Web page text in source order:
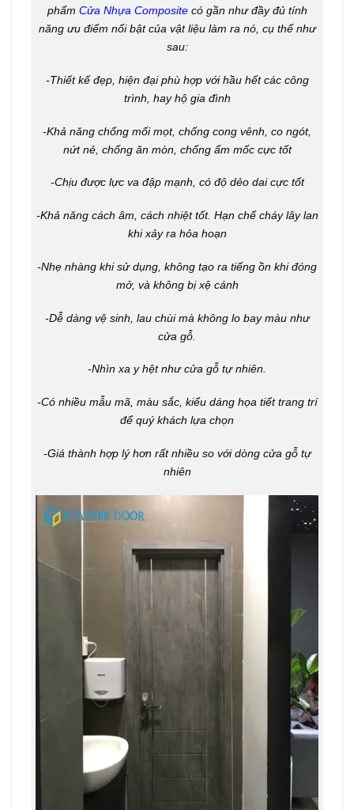
phẩm Cửa Nhựa Compositecó gần như đầy đủ tính
năng ưu điểm nổi bật của vật liệu làm ra nó, cụ thể như
sau:
-Thiết kế đẹp, hiện đại phù hợp với hầu hết các công
trình, hay hộ gia đình
-Khả năng chống mối mọt, chống cong vênh, co ngót,
nứt nẻ, chống ăn mòn, chống ẩm mốc cực tốt
-Chịu được lực va đập mạnh, có độ dẻo dai cực tốt
-Khả năng cách âm, cách nhiệt tốt. Hạn chế cháy lây lan
khi xảy ra hỏa hoạn
-Nhẹ nhàng khi sử dụng, không tạo ra tiếng ồn khi đóng
mở, và không bị xệ cánh
-Dễ dàng vệ sinh, lau chùi mà không lo bay màu như
cửa gỗ.
-Nhìn xa y hệt như cửa gỗ tự nhiên.
-Có nhiều mẫu mã, màu sắc, kiểu dáng họa tiết trang trí
để quý khách lựa chọn
-Giá thành hợp lý hơn rất nhiều so với dòng cửa gỗ tự
nhiên